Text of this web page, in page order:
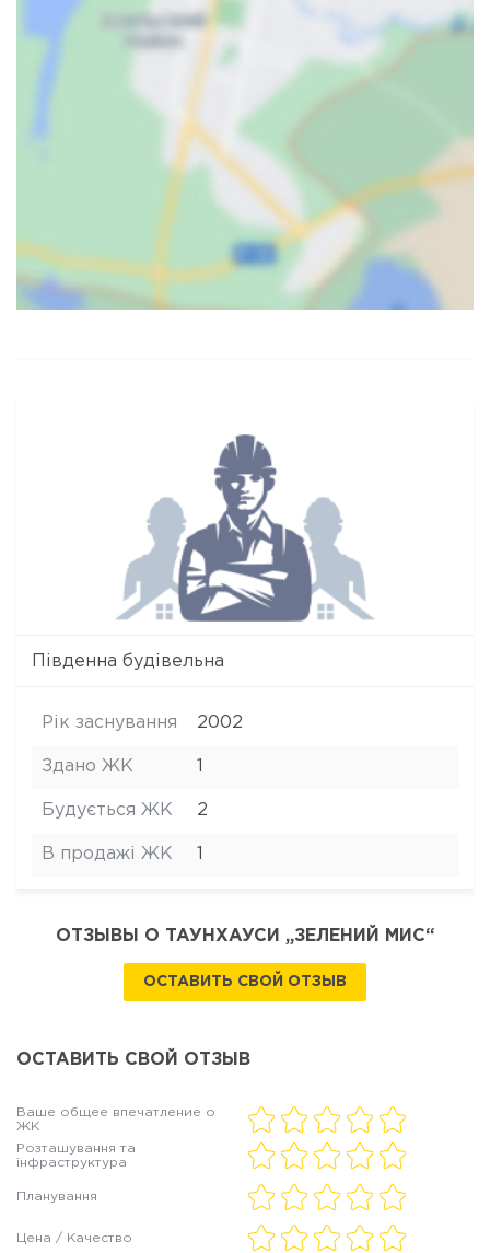
Південна будівельна
Рік заснування 2002
Здано ЖК
Будується ЖК 2
В продажі ЖК
ОТЗЫВЫ О ТАУНХАУСИ „ЗЕЛЕНИЙ МИС“
ОСТАВИТЬ СВОЙ ОТЗЫВ
ОСТАВИТЬ СВОЙ ОТЗЫВ
Ваше общее впечатление о
ЖК
Розташування та
інфраструктура
Планування
Цена / Качество